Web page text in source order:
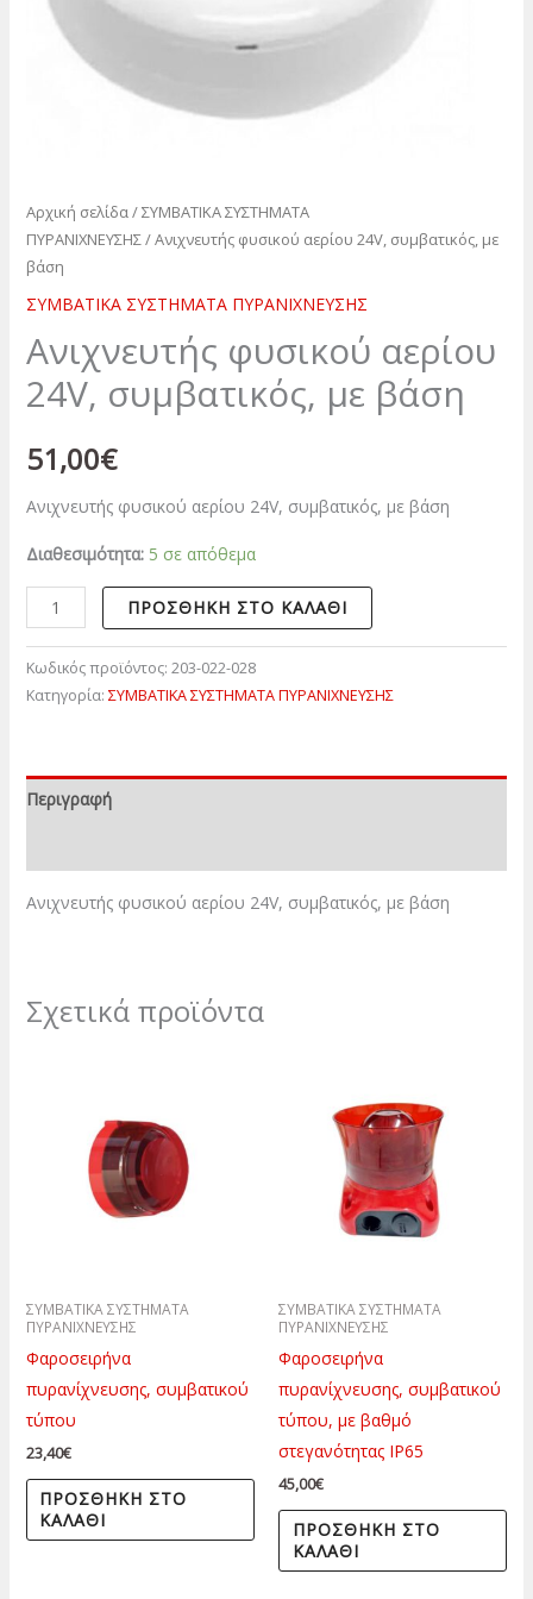
Αρχική σελίδα/ΣΥΜΒΑΤΙΚΑ ΣΥΣΤΗΜΑΤΑ
ΠΥΡΑΝΙΧΝΕΥΣΗΣ/ Ανιχνευτής φυσικού αερίου 24V, συμβατικός, με
βάση
ΣΥΜΒΑΤΙΚΑ ΣΥΣΤΗΜΑΤΑ ΠΥΡΑΝΙΧΝΕΥΣΗΣ
Ανιχνευτής φυσικού αερίου
24V, συμβατικός, με βάση
51,00€
Ανιχνευτής φυσικού αερίου 24V, συμβατικός, με βάση
Διαθεσιμότητα: 5 σε απόθεμα
ΠΡΟΣΘΉΚΗ ΣΤΟ ΚΑΛΆΘΙ
Κωδικός προϊόντος: 203-022-028
Κατηγορία: ΣΥΜΒΑΤΙΚΑ ΣΥΣΤΗΜΑΤΑ ΠΥΡΑΝΙΧΝΕΥΣΗΣ
Περιγραφή
Ανιχνευτής φυσικού αερίου 24V, συμβατικός, με βάση
Σχετικά προϊόντα
ΣΥΜΒΑΤΙΚΑ ΣΥΣΤΗΜΑΤΑ
ΠΥΡΑΝΙΧΝΕΥΣΗΣ
Φαροσειρήνα
πυρανίχνευσης, συμβατικού
τύπου
23,40€
ΠΡΟΣΘΉΚΗ ΣΤΟ
ΚΑΛΆΘΙ
ΣΥΜΒΑΤΙΚΑ ΣΥΣΤΗΜΑΤΑ
ΠΥΡΑΝΙΧΝΕΥΣΗΣ
Φαροσειρήνα
πυρανίχνευσης, συμβατικού
τύπου, με βαθμό
στεγανότητας ΙΡ65
45,00€
ΠΡΟΣΘΉΚΗ ΣΤΟ
ΚΑΛΆΘΙ